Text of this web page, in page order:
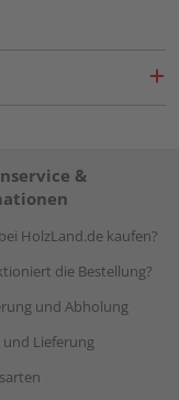
&
HolzLand.de kaufen?
die Bestellung?
und Abholung
und Lieferung